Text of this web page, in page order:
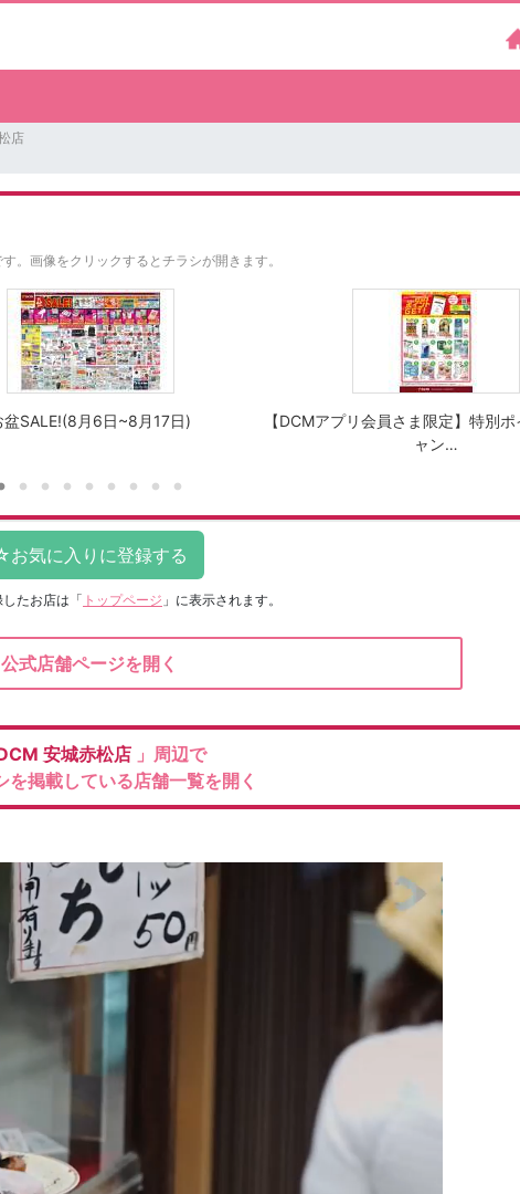
店
。 画像をクリックするとチラシが開きます。
盆SALE!(8月6日~8月17日)
【DCMアプリ会員さま限定】特別
ャン…
たお店は 「 トップページ 」に表示されます。
公式店舗ページを開く
安城赤松店 」周辺で
を掲載している店舗一覧を開く